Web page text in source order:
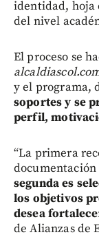
identidad, hoja
del nivel
El proceso se
y el programa,
soportes y se
perfil,
“La primera
segunda es
los objetivos
desea fortalece
de Alianzas de